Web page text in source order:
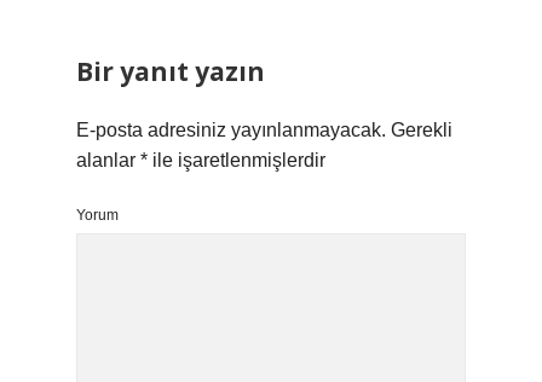
Bir yanıt yazın
E-posta adresiniz yayınlanmayacak. Gerekli
alanlar * ile işaretlenmişlerdir
Yorum